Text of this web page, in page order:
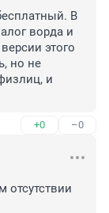
В
ворда и
этого
но не
и
+0 –0
отсутствии